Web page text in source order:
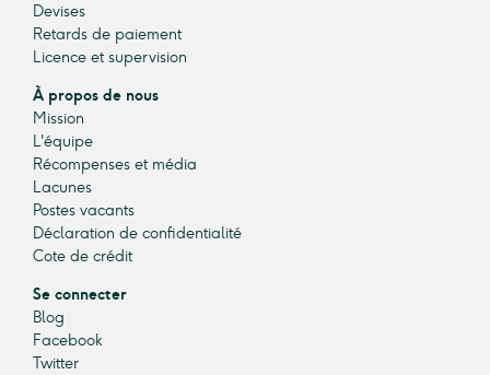
Devises
Retards de paiement
Licence et supervision
À propos de nous
Mission
L'équipe
Récompenses et média
Lacunes
Postes vacants
Déclaration de confidentialité
Cote de crédit
Se connecter
Blog
Facebook
Twitter